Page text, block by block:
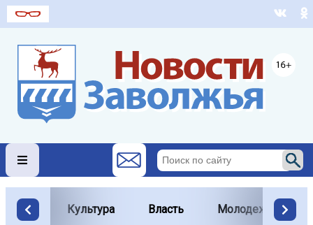
Культура Власть Молодежь